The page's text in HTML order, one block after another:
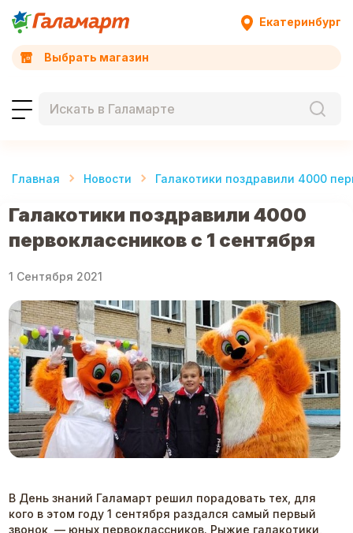
Екатеринбург
Выбрать магазин
Главная Новости Галакотики поздравили 4000
Галакотики поздравили 4000
первоклассников с 1 сентября
1 Сентября 2021
В День знаний Галамарт решил порадовать тех, для
кого в этом году 1 сентября раздался самый первый
звонок, — юных первоклассников. Рыжие галакотики,